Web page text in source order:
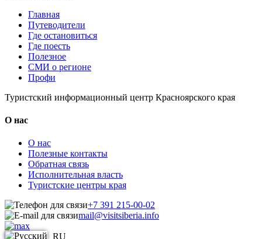
Главная
Путеводители
Где остановиться
Где поесть
Полезное
СМИ о регионе
Профи
Туристский информационный центр Красноярского края
О нас
О нас
Полезные контакты
Обратная связь
Исполнительная власть
Туристские центры края
+7 391 215-00-02
mail@visitsiberia.info
RU